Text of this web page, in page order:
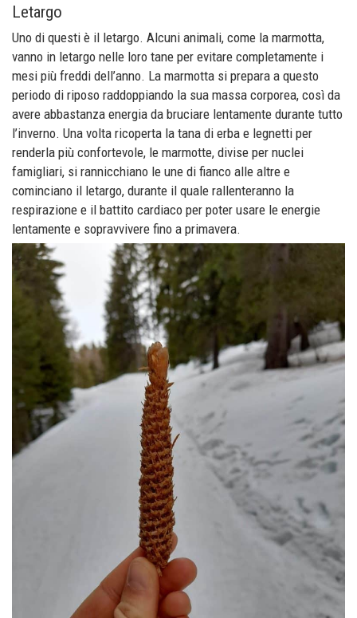
Letargo
Uno di questi è il letargo. Alcuni animali, come la marmotta,
vanno in letargo nelle loro tane per evitare completamente i
mesi più freddi dell’anno. La marmotta si prepara a questo
periodo di riposo raddoppiando la sua massa corporea, così da
avere abbastanza energia da bruciare lentamente durante tutto
l’inverno. Una volta ricoperta la tana di erba e legnetti per
renderla più confortevole, le marmotte, divise per nuclei
famigliari, si rannicchiano le une di fianco alle altre e
cominciano il letargo, durante il quale rallenteranno la
respirazione e il battito cardiaco per poter usare le energie
lentamente e sopravvivere fino a primavera.